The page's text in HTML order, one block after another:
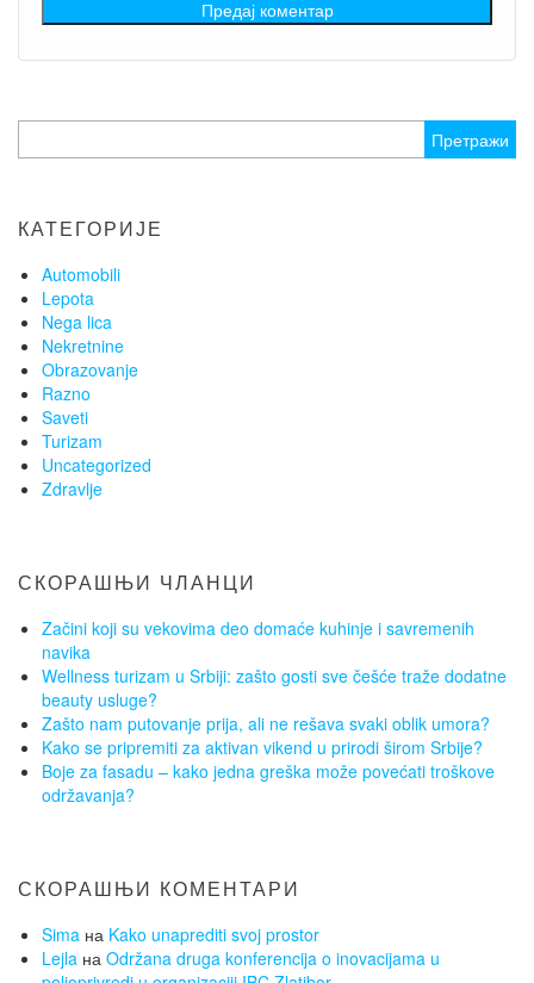
за:
КАТЕГОРИЈЕ
Automobili
Lepota
Nega lica
Nekretnine
Obrazovanje
Razno
Saveti
Turizam
Uncategorized
Zdravlje
СКОРАШЊИ ЧЛАНЦИ
Začini koji su vekovima deo domaće kuhinje i savremenih
navika
Wellness turizam u Srbiji: zašto gosti sve češće traže dodatne
beauty usluge?
Zašto nam putovanje prija, ali ne rešava svaki oblik umora?
Kako se pripremiti za aktivan vikend u prirodi širom Srbije?
Boje za fasadu – kako jedna greška može povećati troškove
održavanja?
СКОРАШЊИ КОМЕНТАРИ
Sima на Kako unaprediti svoj prostor
Lejla на Održana druga konferencija o inovacijama u